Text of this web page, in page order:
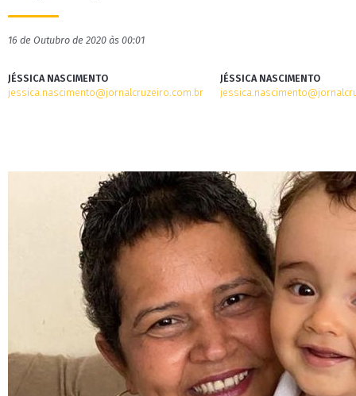
16 de Outubro de 2020 às 00:01
JÉSSICA NASCIMENTO
jessica.nascimento@jornalcruzeiro.com.br
JÉSSICA NASCIMENTO